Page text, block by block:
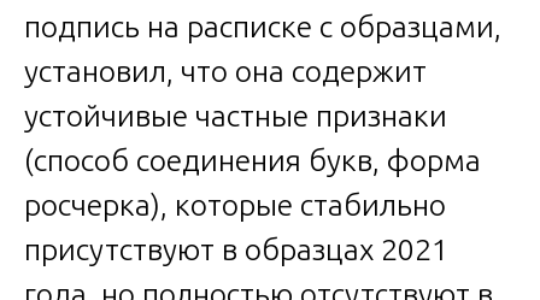
подпись на расписке с образцами,
установил, что она содержит
устойчивые частные признаки
(способ соединения букв, форма
росчерка), которые стабильно
присутствуют в образцах 2021